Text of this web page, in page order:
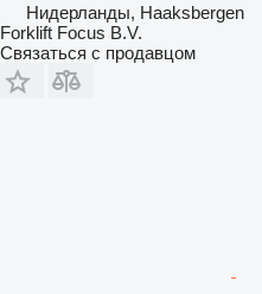
Нидерланды, Haaksbergen
Forklift Focus B.V.
Связаться с продавцом